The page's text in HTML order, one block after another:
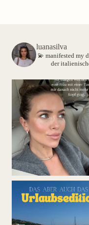
luanasilva
💫 manifested my
der